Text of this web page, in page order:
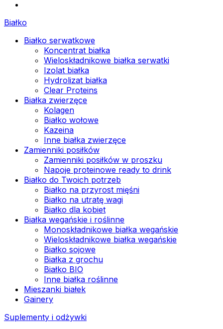
Białko
Białko serwatkowe
Koncentrat białka
Wieloskładnikowe białka serwatki
Izolat białka
Hydrolizat białka
Clear Proteins
Białka zwierzęce
Kolagen
Białko wołowe
Kazeina
Inne białka zwierzęce
Zamienniki posiłków
Zamienniki posiłków w proszku
Napoje proteinowe ready to drink
Białko do Twoich potrzeb
Białko na przyrost mięśni
Białko na utratę wagi
Białko dla kobiet
Białka wegańskie i roślinne
Monoskładnikowe białka wegańskie
Wieloskładnikowe białka wegańskie
Białko sojowe
Białka z grochu
Białko BIO
Inne białka roślinne
Mieszanki białek
Gainery
Suplementy i odżywki